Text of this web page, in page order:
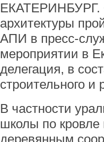
ЕКАТЕРИНБУРГ.
архитектуры
АПИ в пресс-
мероприятии в
делегация, в
строительного и
В частности
школы по
деревянным